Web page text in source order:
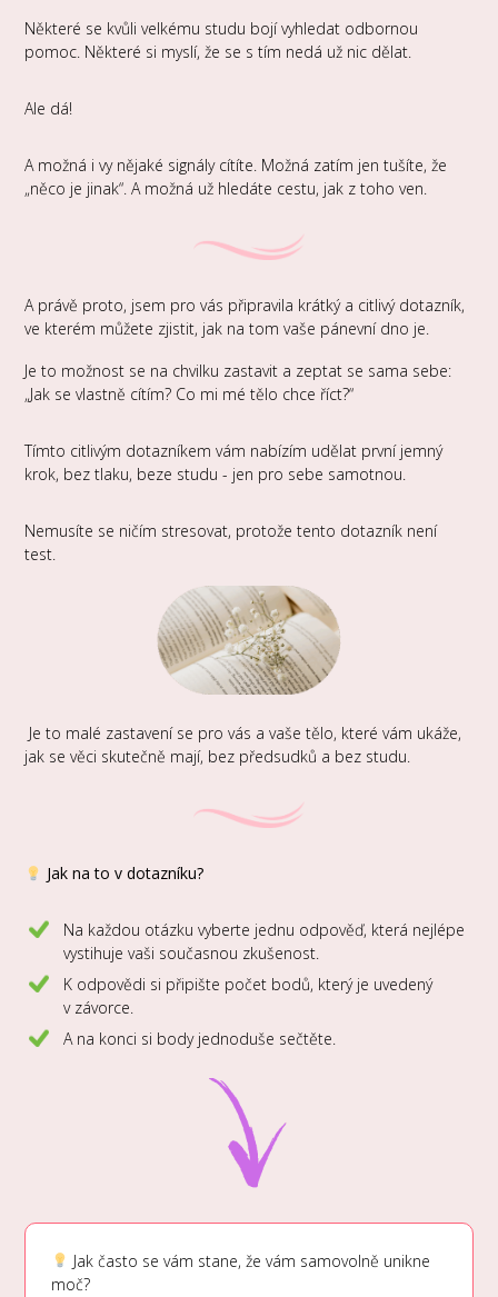
Některé se kvůli velkému studu bojí vyhledat odbornou
pomoc. Některé si myslí, že se s tím nedá už nic dělat.
Ale dá!
A možná i vy nějaké signály cítíte. Možná zatím jen tušíte, že
„něco je jinak“. A možná už hledáte cestu, jak z toho ven.
A právě proto, jsem pro vás připravila krátký a citlivý dotazník,
ve kterém můžete zjistit, jak na tom vaše pánevní dno je.
Je to možnost se na chvilku zastavit a zeptat se sama sebe:
„Jak se vlastně cítím? Co mi mé tělo chce říct?“
Tímto citlivým dotazníkem vám nabízím udělat první jemný
krok, bez tlaku, beze studu - jen pro sebe samotnou.
Nemusíte se ničím stresovat, protože tento dotazník není
test.
Je to malé zastavení se pro vás a vaše tělo, které vám ukáže,
jak se věci skutečně mají, bez předsudků a bez studu.
Jak na to v dotazníku?
Na každou otázku vyberte jednu odpověď, která nejlépe
vystihuje vaši současnou zkušenost.
K odpovědi si připište počet bodů, který je uvedený
v závorce.
A na konci si body jednoduše sečtěte.
Jak často se vám stane, že vám samovolně unikne
moč?